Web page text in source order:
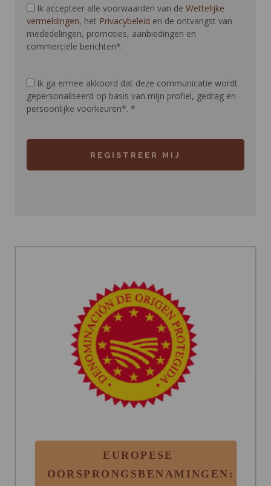
Ik accepteer alle voorwaarden van de Wettelijke
vermeldingen, het Privacybeleid en de ontvangst van
mededelingen, promoties, aanbiedingen en
commerciële berichten*.
Ik ga ermee akkoord dat deze communicatie wordt
gepersonaliseerd op basis van mijn profiel, gedrag en
persoonlijke voorkeuren*. *
REGISTREER MIJ